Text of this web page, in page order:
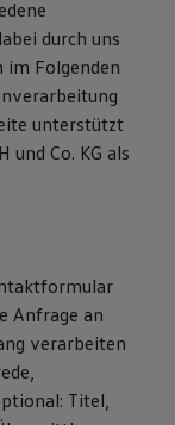
durch uns
im Folgenden
unterstützt
und Co. KG als
Anfrage an
verarbeiten
Titel,